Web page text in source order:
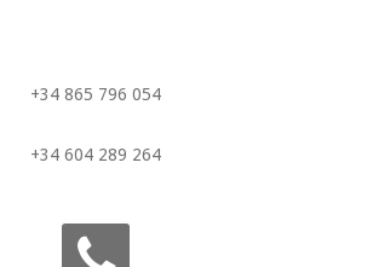
+34 865 796 054
+34 604 289 264